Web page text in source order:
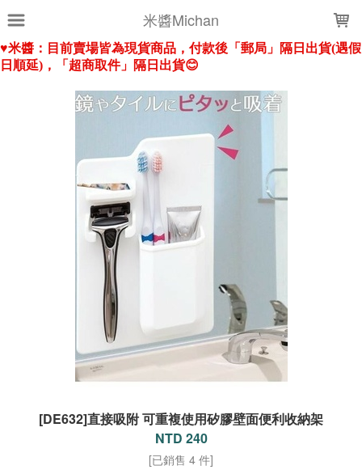
米醬Michan
[DE632]直接吸附 可重複使用矽膠壁面便利收納架
NTD 240
[已銷售 4 件]